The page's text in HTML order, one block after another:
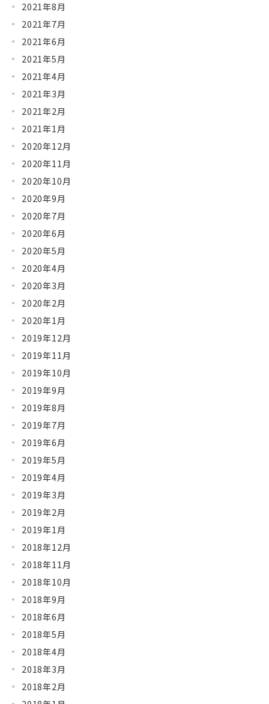
2021年8月
2021年7月
2021年6月
2021年5月
2021年4月
2021年3月
2021年2月
2021年1月
2020年12月
2020年11月
2020年10月
2020年9月
2020年7月
2020年6月
2020年5月
2020年4月
2020年3月
2020年2月
2020年1月
2019年12月
2019年11月
2019年10月
2019年9月
2019年8月
2019年7月
2019年6月
2019年5月
2019年4月
2019年3月
2019年2月
2019年1月
2018年12月
2018年11月
2018年10月
2018年9月
2018年6月
2018年5月
2018年4月
2018年3月
2018年2月